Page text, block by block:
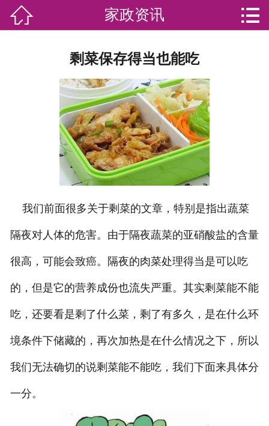
加盟苏家联
荣誉资质
家政资讯
关于我们
联系我们
 家政资讯 
剩菜保存得当也能吃
我们前面很多关于剩菜的文章，特别是指出蔬菜
隔夜对人体的危害。由于隔夜蔬菜的亚硝酸盐的含量
很高，可能会致癌。隔夜的肉菜处理得当是可以吃
的，但是它的营养成份也流失严重。其实剩菜能不能
吃，还要看是剩了什么菜，剩了有多久，是在什么环
境条件下储藏的，再次加热是在什么情况之下，所以
我们无法确切的说剩菜能不能吃，我们下面来具体分
一分。